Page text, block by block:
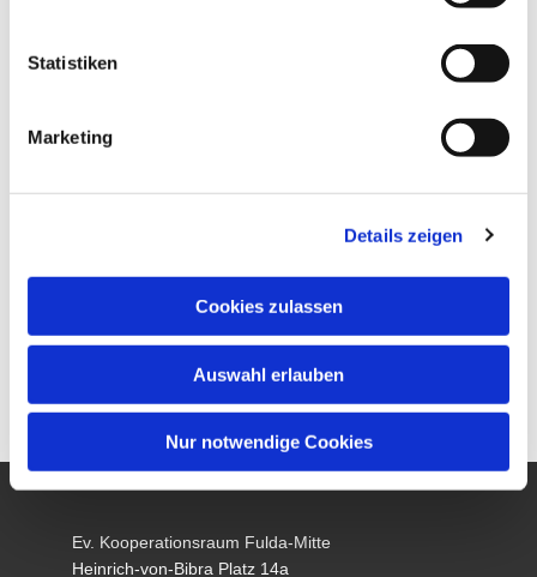
Statistiken
Marketing
Details zeigen
Cookies zulassen
Auswahl erlauben
Nur notwendige Cookies
Ev. Kooperationsraum Fulda-Mitte
Heinrich-von-Bibra Platz 14a